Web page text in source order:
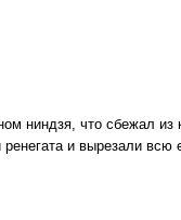
ниндзя, что сбежал из
и вырезали